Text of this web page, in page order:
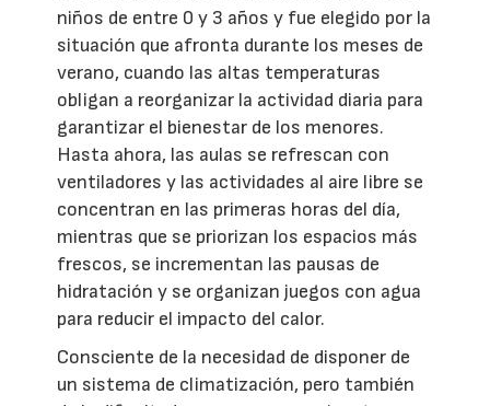
niños de entre 0 y 3 años y fue elegido por la
situación que afronta durante los meses de
verano, cuando las altas temperaturas
obligan a reorganizar la actividad diaria para
garantizar el bienestar de los menores.
Hasta ahora, las aulas se refrescan con
ventiladores y las actividades al aire libre se
concentran en las primeras horas del día,
mientras que se priorizan los espacios más
frescos, se incrementan las pausas de
hidratación y se organizan juegos con agua
para reducir el impacto del calor.
Consciente de la necesidad de disponer de
un sistema de climatización, pero también